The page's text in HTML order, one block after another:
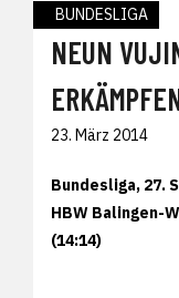
BUNDESLIGA
NEUN
23. März 2014
Bundesliga, 27.
HBW Balingen-
(14:14)